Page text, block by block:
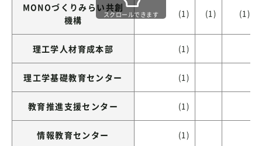
MONOづくりみらい共創
機構
(1) (1) (1)
理工学人材育成本部 (1)
理工学基礎教育センター (1)
教育推進支援センター (1)
情報教育センター (1)
スクロールできます